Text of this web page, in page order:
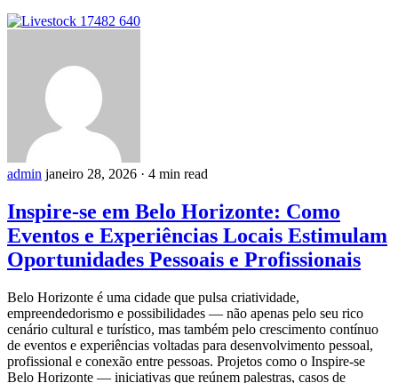
admin janeiro 28, 2026 · 4 min read
Inspire-se em Belo Horizonte: Como
Eventos e Experiências Locais Estimulam
Oportunidades Pessoais e Profissionais
Belo Horizonte é uma cidade que pulsa criatividade,
empreendedorismo e possibilidades — não apenas pelo seu rico
cenário cultural e turístico, mas também pelo crescimento contínuo
de eventos e experiências voltadas para desenvolvimento pessoal,
profissional e conexão entre pessoas. Projetos como o Inspire-se
Belo Horizonte — iniciativas que reúnem palestras, casos de